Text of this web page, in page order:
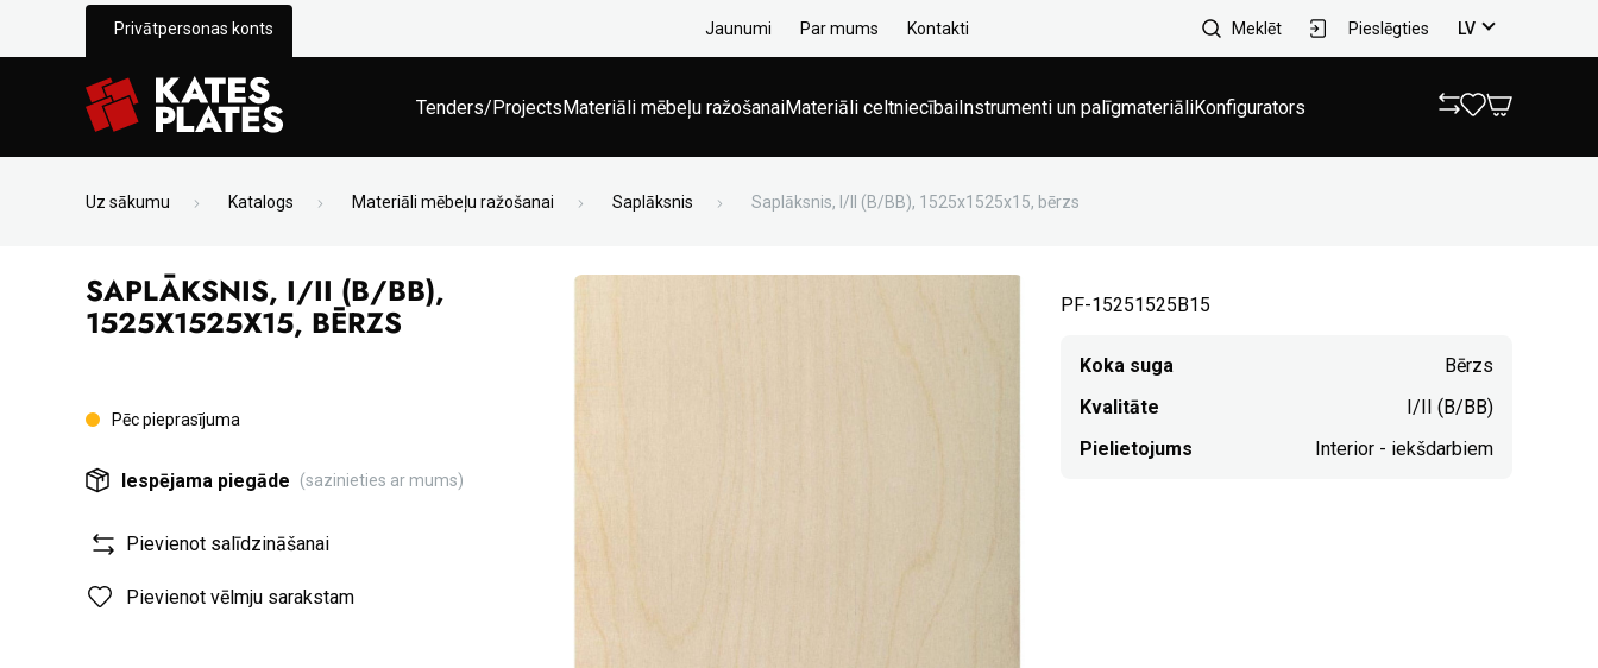
Privātpersonas konts Jaunumi Par mums Kontakti Meklēt Pieslēgties LV
Tenders/ProjectsMateriāli mēbeļu ražošanaiMateriāli celtniecībaiInstrumenti un palīgmateriāliKonfigurators
Uz sākumu Katalogs Materiāli mēbeļu ražošanai Saplāksnis Saplāksnis, I/II (B/BB), 1525x1525x15, bērzs
SAPLĀKSNIS, I/II (B/BB),
1525X1525X15, BĒRZS
Pēc pieprasījuma
Iespējama piegāde (sazinieties ar mums)
Pievienot salīdzināšanai
Pievienot vēlmju sarakstam
PF-15251525B15
Koka suga
Bērzs
Kvalitāte
I/II (B/BB)
Pielietojums
Interior - iekšdarbiem